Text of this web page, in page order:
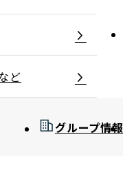
ど
グループ情報